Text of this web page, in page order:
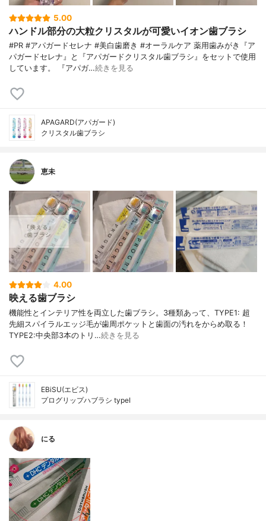
5.00
ハンドル部分の大粒クリスタルが可愛いイオン歯ブラシ
#PR #アパガードセレナ #美白歯磨き #オーラルケア 薬用歯みがき『ア
パガードセレナ』と『アパガードクリスタル歯ブラシ』をセットで使用
しています。 『アパガ…続きを見る
APAGARD(アパガード)
クリスタル歯ブラシ
恵未
4.00
映える歯ブラシ
機能性とインテリア性を両立した歯ブラシ。3種類あって、TYPE1: 超
先細スパイラルエッジ毛が歯周ポケットと歯面の汚れをからめ取る！
TYPE2:中央部3本のトリ…続きを見る
EBiSU(エビス)
プログリップハブラシ typeⅠ
にる